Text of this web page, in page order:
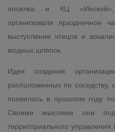
поселка и КЦ «Инской»,
организовали праздничное
выступление чтецов и
модных шляпок.
Идея создания
расположенных по соседству,
появилась в прошлом году
Своими мыслями они
территориального